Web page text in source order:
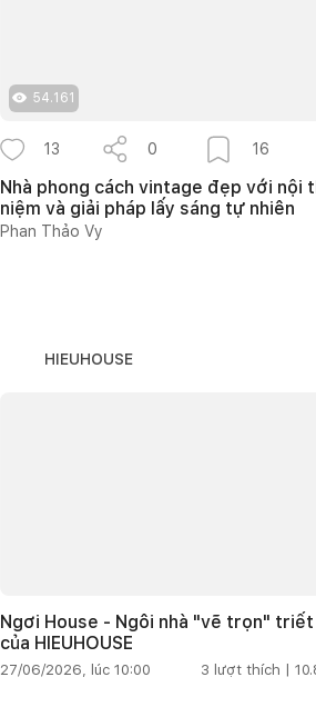
54.161
13 0 16
Nhà phong cách vintage đẹp với nội
niệm và giải pháp lấy sáng tự nhiên
Phan Thảo Vy
HIEUHOUSE
Ngơi House - Ngôi nhà "vẽ trọn"
của HIEUHOUSE
27/06/2026, lúc 10:00 3 lượt thích |